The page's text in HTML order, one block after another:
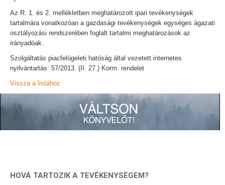
Az R. 1. és 2. mellékletben meghatározott ipari tevékenységek
tartalmára vonatkozóan a gazdasági tevékenységek egységes ágazati
osztályozási rendszerében foglalt tartalmi meghatározások az
irányadóak.
Szolgáltatás piacfelügeleti hatóság által vezetett internetes
nyilvántartás: 57/2013. (II. 27.) Korm. rendelet
Vissza a listához
HOVÁ TARTOZIK A TEVÉKENYSÉGEM?